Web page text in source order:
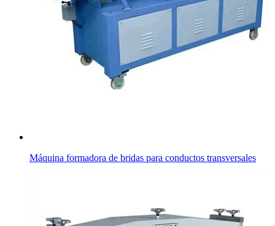
Máquina formadora de bridas para conductos transversales